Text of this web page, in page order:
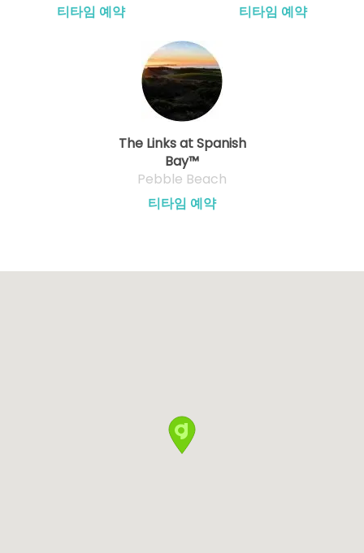
티타임 예약
티타임 예약
The Links at Spanish
Bay™
Pebble Beach
티타임 예약